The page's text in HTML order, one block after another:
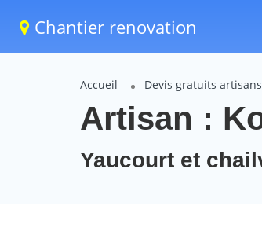
Chantier renovation
Accueil Devis gratuits artisans
Artisan :
Yaucourt et